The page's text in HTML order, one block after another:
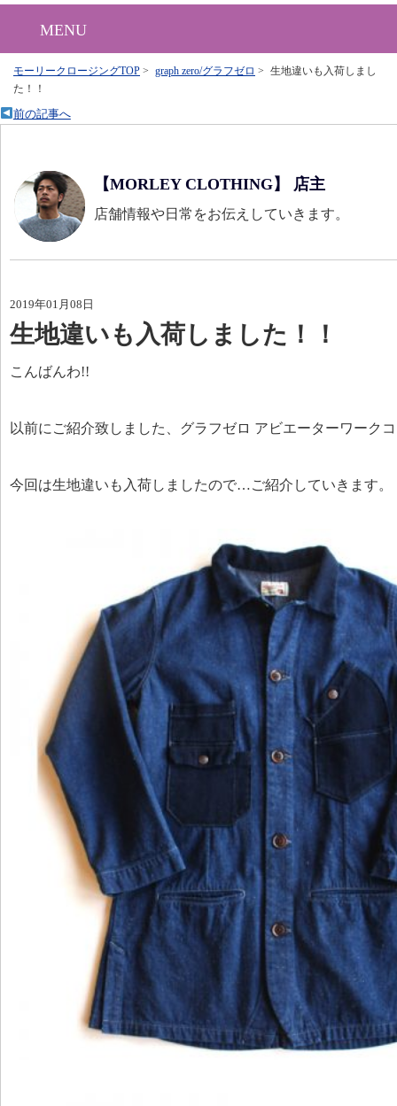
MENU
モーリークロージングTOP > graph zero/グラフゼロ > 生地違いも入荷しまし
た！！
前の記事へ
【MORLEY CLOTHING】 店主
店舗情報や日常をお伝えしていきます。
2019年01月08日
生地違いも入荷しました！！
こんばんわ!!
以前にご紹介致しました、グラフゼロ アビエーターワーク
今回は生地違いも入荷しましたので…ご紹介していきます。